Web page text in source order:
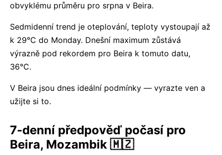
obvyklému průměru pro srpna v Beira.
Sedmidenní trend je oteplování, teploty vystoupají až
k 29°C do Monday. Dnešní maximum zůstává
výrazně pod rekordem pro Beira k tomuto datu,
36°C.
V Beira jsou dnes ideální podmínky — vyrazte ven a
užijte si to.
7-denní předpověď počasí pro
Beira, Mozambik 🇲🇿